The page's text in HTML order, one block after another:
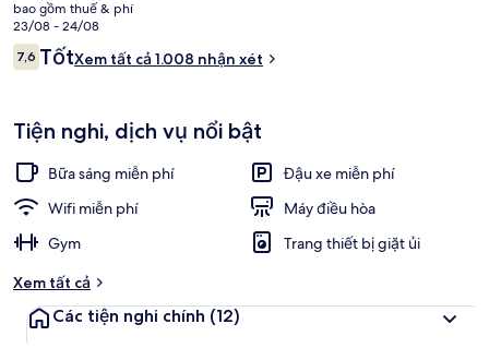
tại
là
2.195.513 ₫
bao gồm thuế & phí
23/08 - 24/08
Nhận
xét
7,67,6 trên 10,
TốtXem tất cả 1.008 nhận xét
Tiện nghi, dịch vụ nổi bật
Bữa sáng miễn phí
Đậu xe miễn phí
Wifi miễn phí
Máy điều hòa
Gym
Trang thiết bị giặt ủi
Xem tất cả
Các tiện nghi chính (12)